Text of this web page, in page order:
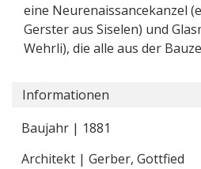
eine Neurenaissancekanzel
Gerster aus Siselen) und
Wehrli), die alle aus der
Informationen
Baujahr | 1881
Architekt | Gerber, Gottfied